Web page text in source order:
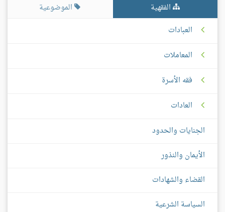
الفقهية
الموضوعية
العبادات
المعاملات
فقه الأسرة
العادات
الجنايات والحدود
الأيمان والنذور
القضاء والشهادات
السياسة الشرعية